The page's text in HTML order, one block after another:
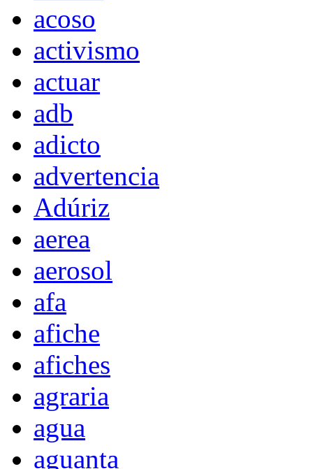
acoso
activismo
actuar
adb
adicto
advertencia
Adúriz
aerea
aerosol
afa
afiche
afiches
agraria
agua
aguanta